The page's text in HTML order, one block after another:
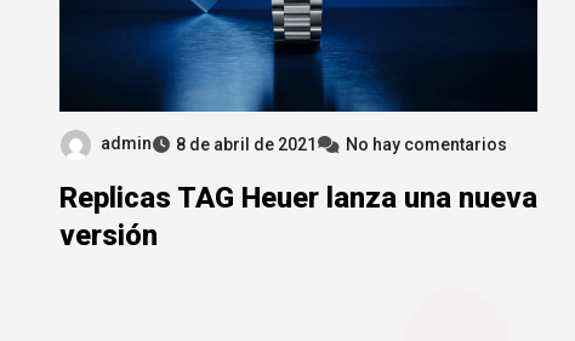
admin 8 de abril de 2021 No hay comentarios
Replicas TAG Heuer lanza una nueva
versión